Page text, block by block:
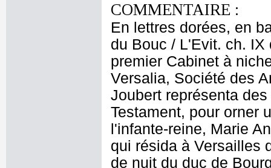
COMMENTAIRE :
En lettres dorées, en
du Bouc / L'Evit. ch.
premier Cabinet à
Versalia, Société des
Joubert représenta
Testament, pour orner
l'infante-reine, Marie
qui résida à Versailles
de nuit du duc de